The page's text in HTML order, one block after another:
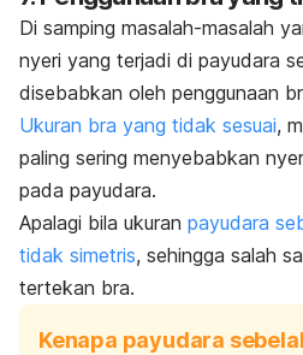
Di samping masalah-masalah
nyeri yang terjadi di payudara
disebabkan oleh penggunaan
Ukuran bra yang tidak sesuai,
paling sering menyebabkan
pada payudara.
Apalagi bila ukuran payudara
tidak simetris, sehingga salah
tertekan bra.
Kenapa payudara